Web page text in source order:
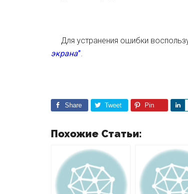
Для устранения ошибки
экрана”.
Share Tweet Pin
e
Похожие Статьи: